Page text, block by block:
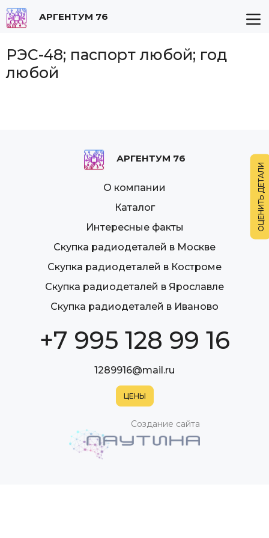
АРГЕНТУМ 76
РЭС-48; паспорт любой; год
любой
АРГЕНТУМ 76
О компании
Каталог
Интересные факты
Скупка радиодеталей в Москве
Скупка радиодеталей в Костроме
Скупка радиодеталей в Ярославле
Скупка радиодеталей в Иваново
+7 995 128 99 16
1289916@mail.ru
Создание сайта